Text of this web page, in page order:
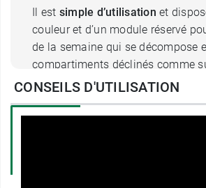
Il est simple d’utilisation et
couleur et d’un module réservé
de la semaine qui se décompose
compartiments déclinés comme
Matin
Soir
CONSEILS D'UTILISATION